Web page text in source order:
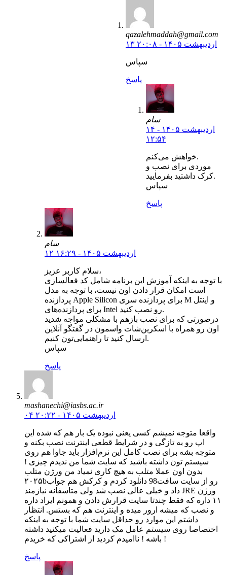
qazalehmaddah@gmail.com
۱۳ اردیبهشت ۱۴۰۵ - ۲۰:۰۸
سپاس
پاسخ
سام
۱۴ اردیبهشت ۱۴۰۵ -
۱۲:۵۴
خواهش می‌کنم.
موردی برای نصب و
کرک داشتید بفرمایید.
سپاس
پاسخ
سام
۱۲ اردیبهشت ۱۴۰۵ - ۱۶:۲۹
سلام کاربر عزیز،
با توجه به اینکه آموزش این برنامه شامل کد فعالسازی
است امکان قرار دادن اون نیست، با توجه به مدل
پردازنده Apple Silicon برای پردازنده سری M و اینتل
برای پردازنده‌های Intel رو نصب کنید.
درصورتی که برای نصب بازهم با مشکلی مواجه شدید
اون رو همراه با اسکرین‌شات واسمون در گفتگو آنلاین
ارسال کنید تا راهنمایی‌تون کنیم.
سپاس
پاسخ
mashanechi@iasbs.ac.ir
۰۴ اردیبهشت ۱۴۰۵ - ۲۰:۲۲
واقعا متوجه نمیشم کسی یعنی نبوده یک بار هم که شده این
اپ رو به تازگی و در شرایط قطعی اینترنت نصب بکنه و
متوجه بشه برای نصب کامل این نرم‌افزار باید جاوا هم روی
سیستم تون داشته باشید که سایت شما من ندیدم چیزی !
بدون اون عملا متلب به هیچ کاری نمیاد من ورژن متلب
۲۰۲۵bرو از سایت سافت98 دانلود کردم و کرکش هم جواب
داد و خیلی عالی نصب شد ولی متاسفانه نیازمند JRE ورژن
۱۱ داره که فقط چندتا سایت قرارش دادن و همونم ایراد داره
و نصب که میشه ارور میده و اینترنت هم که بستس. انتظار
داشتم این موارد رو حداقل سایت شما با توجه به اینکه
اختصاصا روی سیستم عامل مک دارید فعالیت میکنید داشته
باشه ! ناامیدم کردید از اشتراکی که خریدم !
پاسخ